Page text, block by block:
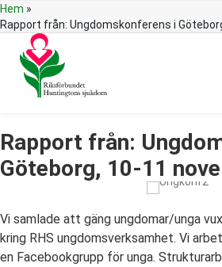
Hem »
Rapport från: Ungdomskonferens i
Rapport från:
Göteborg, 10-11
Vi samlade att gäng ungdomar/unga
kring RHS ungdomsverksamhet. Vi
en Facebookgrupp för unga.